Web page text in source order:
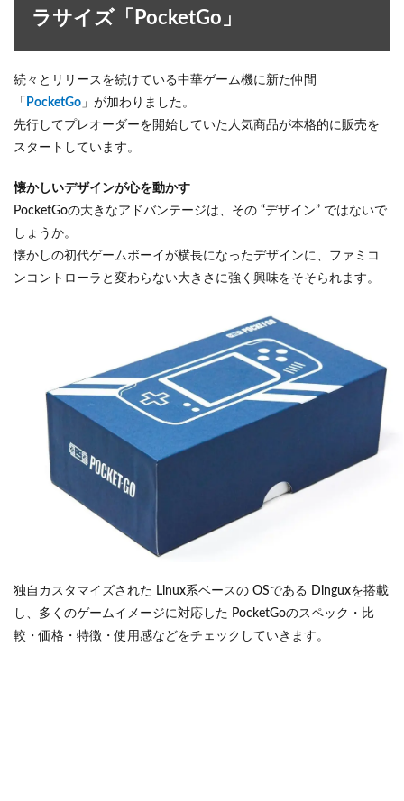
ラサイズ「PocketGo」
続々とリリースを続けている中華ゲーム機に新た仲間
「 PocketGo 」が加わりました。
先行してプレオーダーを開始していた人気商品が本格的に販売を
スタートしています。
懐かしいデザインが心を動かす
PocketGoの大きなアドバンテージは、その “デザイン” ではないで
しょうか。
懐かしの初代ゲームボーイが横長になったデザインに、ファミコ
ンコントローラと変わらない大きさに強く興味をそそられます。
独自カスタマイズされた Linux系ベースの OSである Dinguxを搭載
し、多くのゲームイメージに対応した PocketGoのスペック・比
較・価格・特徴・使用感などをチェックしていきます。